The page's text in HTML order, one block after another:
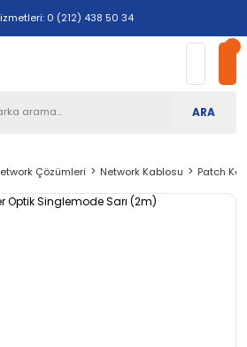
0 (212) 438 50 34
ARA
Çözümleri Network Kablosu Patch